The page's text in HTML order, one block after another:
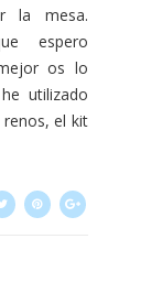
la mesa.
espero
os lo
utilizado
el kit